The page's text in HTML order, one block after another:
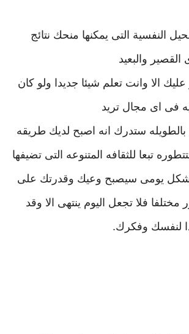
النفسية التى يمكنها منحك نتائج
والبعيد
الا وانت تعلم شيئا جديدا ولو كان
فى اى مجال تريد
ستدرك انه اصبح لديك طريقه
تبعا للثقافه المتنوعه التى تضيفها
يومى سيصبح وعيك وقدرتك على
مختلفا فلا تجعل اليوم ينتهى الا وقد
لنفسك وفكرك.